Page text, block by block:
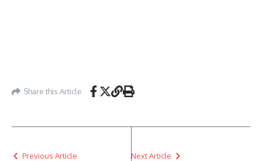
Share this Article
Previous Article Next Article